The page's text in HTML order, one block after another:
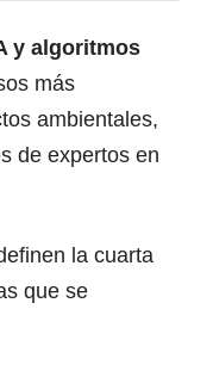
y algoritmos
más
ambientales,
de expertos en
la cuarta
que se